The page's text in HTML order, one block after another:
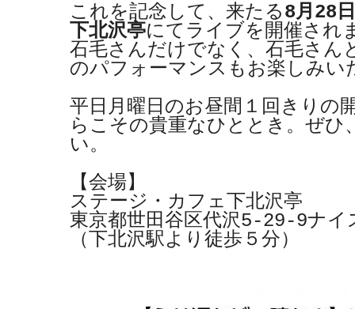
これを記念して、来たる8月28
下北沢亭にてライブを開催され
石毛さんだけでなく、石毛さん
のパフォーマンスもお楽しみい
平日月曜日のお昼間１回きりの
らこその貴重なひととき。ぜひ
い。
【会場】
ステージ・カフェ下北沢亭
東京都世田谷区代沢5-29-9ナイ
（下北沢駅より徒歩５分）